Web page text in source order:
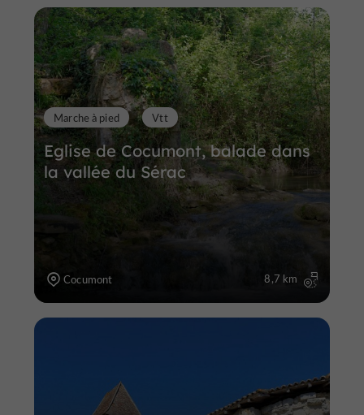
Eglise de Cocumont, balade dans
la vallée du Sérac
Marche à pied Vtt
Cocumont 8,7 km